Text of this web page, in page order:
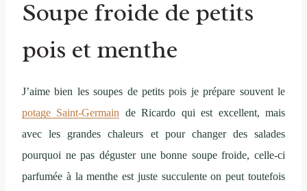
Soupe froide de petits
pois et menthe
J’aime bien les soupes de petits pois je prépare souvent le
potage Saint-Germain de Ricardo qui est excellent, mais
avec les grandes chaleurs et pour changer des salades
pourquoi ne pas déguster une bonne soupe froide, celle-ci
parfumée à la menthe est juste succulente on peut toutefois